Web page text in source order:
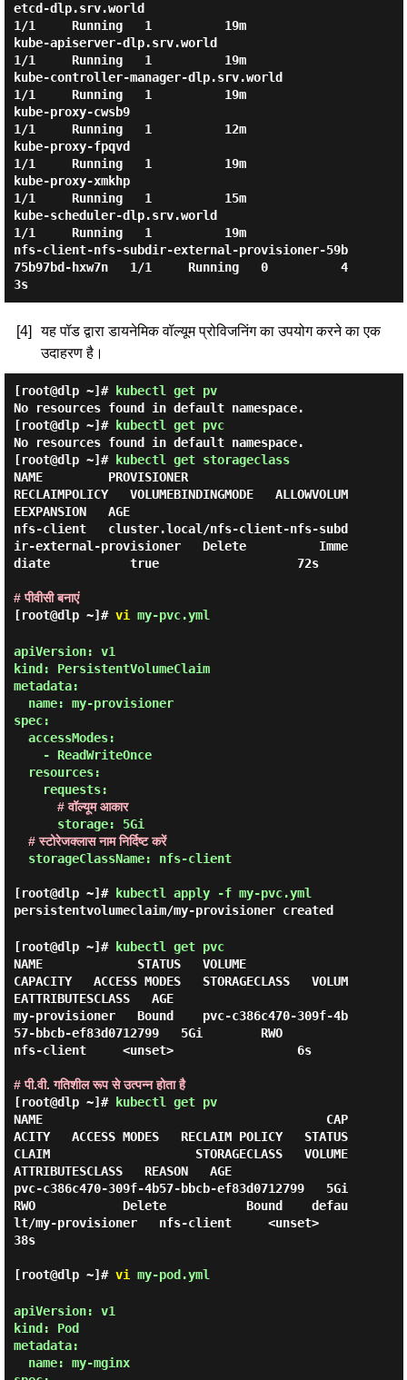
etcd-dlp.srv.world
1/1     Running   1          19m
kube-apiserver-dlp.srv.world
1/1     Running   1          19m
kube-controller-manager-dlp.srv.world
1/1     Running   1          19m
kube-proxy-cwsb9
1/1     Running   1          12m
kube-proxy-fpqvd
1/1     Running   1          19m
kube-proxy-xmkhp
1/1     Running   1          15m
kube-scheduler-dlp.srv.world
1/1     Running   1          19m
nfs-client-nfs-subdir-external-provisioner-59b
75b97bd-hxw7n   1/1     Running   0          4
3s
[4]
यह पॉड द्वारा डायनेमिक वॉल्यूम प्रोविजनिंग का उपयोग करने का एक
उदाहरण है।
[root@dlp ~]#
kubectl get pv
No resources found in default namespace.
[root@dlp ~]#
kubectl get pvc
No resources found in default namespace.
[root@dlp ~]#
kubectl get storageclass
NAME         PROVISIONER
RECLAIMPOLICY   VOLUMEBINDINGMODE   ALLOWVOLUM
EEXPANSION   AGE
nfs-client   cluster.local/nfs-client-nfs-subd
ir-external-provisioner   Delete          Imme
diate           true                   72s
# पीवीसी बनाएं
[root@dlp ~]# vi my-pvc.yml
apiVersion: v1
kind: PersistentVolumeClaim
metadata:
spec:
# वॉल्यूम आकार
# स्टोरेजक्लास नाम निर्दिष्ट करें
[root@dlp ~]#
kubectl apply -f my-pvc.yml
persistentvolumeclaim/my-provisioner created
[root@dlp ~]#
kubectl get pvc
NAME             STATUS   VOLUME
CAPACITY   ACCESS MODES   STORAGECLASS   VOLUM
EATTRIBUTESCLASS   AGE
my-provisioner   Bound    pvc-c386c470-309f-4b
57-bbcb-ef83d0712799   5Gi        RWO
nfs-client     <unset>                 6s
# पी.वी. गतिशील रूप से उत्पन्न होता है
[root@dlp ~]#
kubectl get pv
NAME                                       CAP
ACITY   ACCESS MODES   RECLAIM POLICY   STATUS
CLAIM                    STORAGECLASS   VOLUME
ATTRIBUTESCLASS   REASON   AGE
pvc-c386c470-309f-4b57-bbcb-ef83d0712799   5Gi
RWO            Delete           Bound    defau
lt/my-provisioner   nfs-client     <unset>
38s
[root@dlp ~]# vi my-pod.yml
apiVersion: v1
kind: Pod
metadata: